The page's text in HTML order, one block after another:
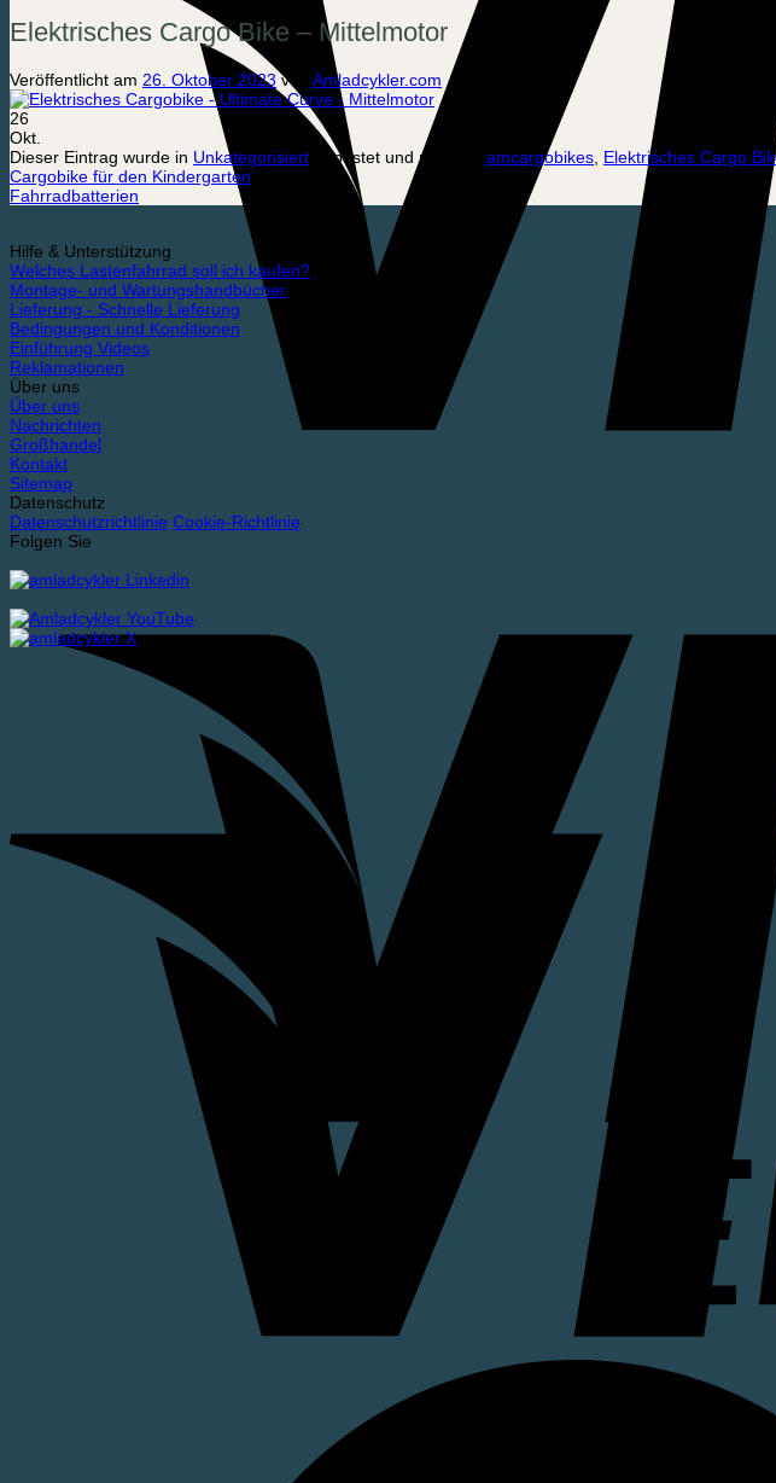
Elektrisches Cargo Bike – Mittelmotor
Veröffentlicht am 26. Oktober 2023 von Amladcykler.com
26
Okt.
Dieser Eintrag wurde in Unkategorisiert gepostet und markiert amcargobikes Elektrisches Cargo
Cargobike für den Kindergarten
Fahrradbatterien
Hilfe & Unterstützung
Welches Lastenfahrrad soll ich kaufen?
Montage- und Wartungshandbücher
Lieferung - Schnelle Lieferung
Bedingungen und Konditionen
Einführung Videos
Reklamationen
Über uns
Über uns
Nachrichten
Großhandel
Kontakt
Sitemap
Datenschutz
Datenschutzrichtlinie Cookie-Richtlinie
Folgen Sie